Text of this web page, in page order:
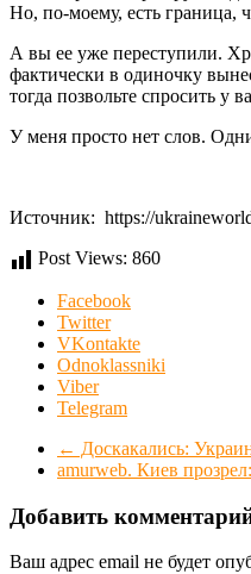
Но, по-моему, есть граница,
А вы ее уже переступили.
фактически в одиночку
тогда позвольте спросить
У меня просто нет слов.
Источник: https://
Post Views: 860
Facebook
Twitter
VKontakte
Odnoklassniki
Viber
Telegram
← Доскакались:
amurweb. Киев
Добавить
Ваш адрес email не будет